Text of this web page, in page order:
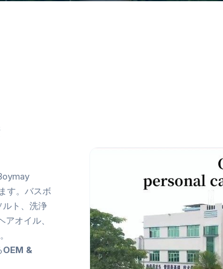
す。バスボ
ルト、洗浄
オイル、
OEM &